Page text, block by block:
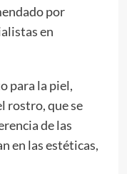
por
en
para la piel,
rostro, que se
de las
en las estéticas,